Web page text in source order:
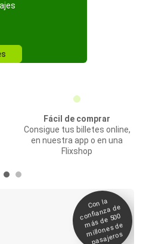
Fácil de comprar
Consigue tus billetes online,
en nuestra app o en una
Flixshop
Con la
confianza de
más de 500
millones de
pasajeros